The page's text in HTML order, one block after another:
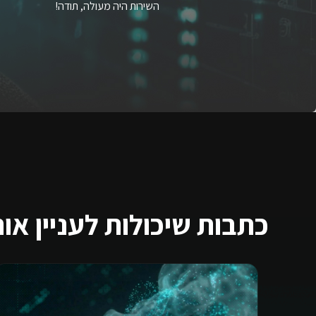
השירות היה מעולה, תודה!
כתבות שיכולות לעניין